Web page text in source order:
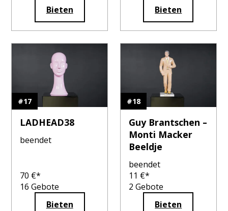
Bieten
Bieten
#17
LADHEAD38
beendet
70 €*
16 Gebote
Bieten
#18
Guy Brantschen –
Monti Macker
Beeldje
beendet
11 €*
2 Gebote
Bieten